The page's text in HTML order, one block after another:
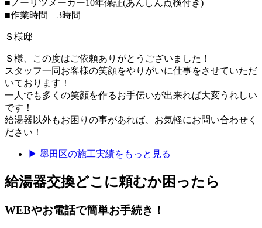
■ノーリツメーカー10年保証(あんしん点検付き)
■作業時間 3時間
Ｓ様邸
Ｓ様、この度はご依頼ありがとうございました！
スタッフ一同お客様の笑顔をやりがいに仕事をさせていただ
いております！
一人でも多くの笑顔を作るお手伝いが出来れば大変うれしい
です！
給湯器以外もお困りの事があれば、お気軽にお問い合わせく
ださい！
▶ 墨田区の施工実績をもっと見る
給湯器交換どこに頼むか困ったら
WEBやお電話で簡単お手続き！